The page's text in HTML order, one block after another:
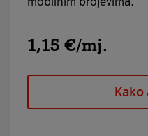
1,15 €/mj.